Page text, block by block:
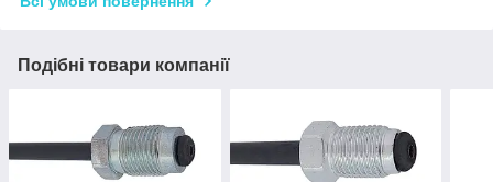
Подібні товари компанії